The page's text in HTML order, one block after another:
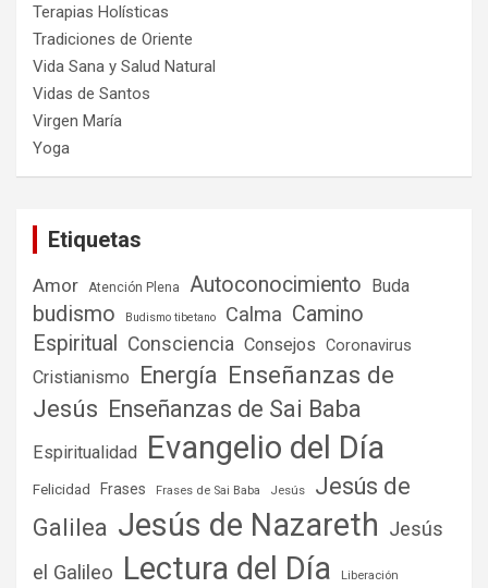
Terapias Holísticas
Tradiciones de Oriente
Vida Sana y Salud Natural
Vidas de Santos
Virgen María
Yoga
Etiquetas
Amor Atención Plena Autoconocimiento Buda
budismo Budismo tibetano Calma Camino
Espiritual
Consciencia Consejos Coronavirus
Cristianismo Energía Enseñanzas de
Jesús Enseñanzas de Sai Baba
Espiritualidad Evangelio del Día
Felicidad Frases Frases de Sai Baba Jesús
Jesús de
Galilea Jesús de Nazareth Jesús
el Galileo Lectura del Día Liberación